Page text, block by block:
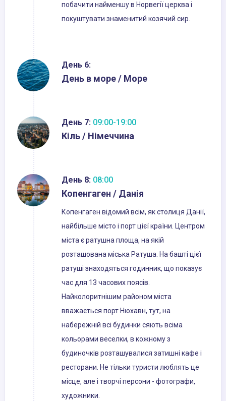
побачити найменшу в Норвегії церква і
покуштувати знаменитий козячий сир.
День 6:
День в море / Море
День 7: 09:00-19:00
Кіль / Німеччина
День 8: 08:00
Копенгаген / Данія
Копенгаген відомий всім, як столиця Данії,
найбільше місто і порт цієї країни. Центром
міста є ратушна площа, на якій
розташована міська Ратуша. На башті цієї
ратуші знаходяться годинник, що показує
час для 13 часових поясів.
Найколоритнішим районом міста
вважається порт Нюхавн, тут, на
набережній всі будинки сяють всіма
кольорами веселки, в кожному з
будиночків розташувалися затишні кафе і
ресторани. Не тільки туристи люблять це
місце, але і творчі персони - фотографи,
художники.